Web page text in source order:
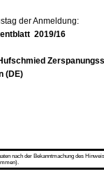
der Anmeldung:
2019/16
(DE)
nach der Bekanntmachung des